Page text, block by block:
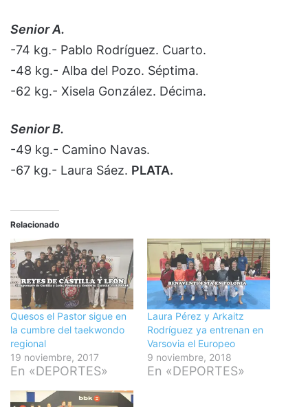
Senior A.
-74 kg.- Pablo Rodríguez. Cuarto.
-48 kg.- Alba del Pozo. Séptima.
-62 kg.- Xisela González. Décima.
Senior B.
-49 kg.- Camino Navas.
-67 kg.- Laura Sáez. PLATA.
Relacionado
Quesos el Pastor sigue en
la cumbre del taekwondo
regional
19 noviembre, 2017
En «DEPORTES»
Laura Pérez y Arkaitz
Rodríguez ya entrenan en
Varsovia el Europeo
9 noviembre, 2018
En «DEPORTES»